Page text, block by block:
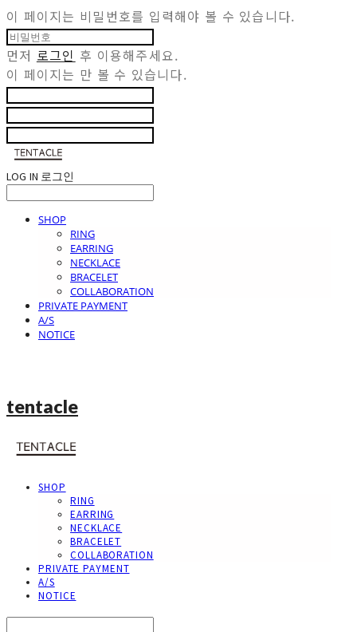
이 페이지는 비밀번호를 입력해야 볼 수 있습니다.
먼저 로그인 후 이용해주세요.
이 페이지는 만 볼 수 있습니다.
LOG IN 로그인
SHOP
RING
EARRING
NECKLACE
BRACELET
COLLABORATION
PRIVATE PAYMENT
A/S
NOTICE
tentacle
SHOP
RING
EARRING
NECKLACE
BRACELET
COLLABORATION
PRIVATE PAYMENT
A/S
NOTICE